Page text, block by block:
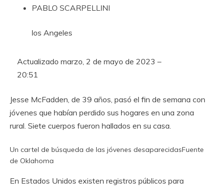
PABLO SCARPELLINI
los Angeles
Actualizado marzo, 2 de mayo de 2023 –
20:51
Jesse McFadden, de 39 años, pasó el fin de semana con
jóvenes que habían perdido sus hogares en una zona
rural. Siete cuerpos fueron hallados en su casa.
Un cartel de búsqueda de las jóvenes desaparecidasFuente
de Oklahoma
En Estados Unidos existen registros públicos para